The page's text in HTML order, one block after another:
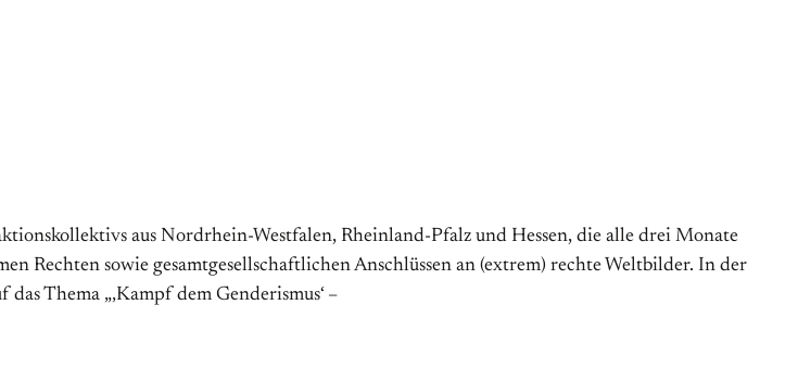
aus Nordrhein-Westfalen, Rheinland-Pfalz und Hessen, die alle drei Monate
sowie gesamtgesellschaftlichen Anschlüssen an (extrem) rechte Weltbilder. In der
Thema „‚Kampf dem Genderismus‘ –